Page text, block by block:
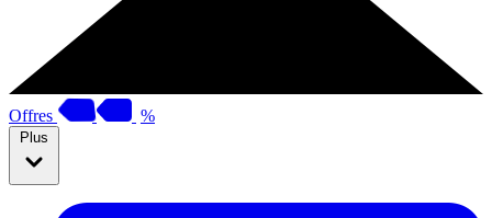
Offres %
Plus